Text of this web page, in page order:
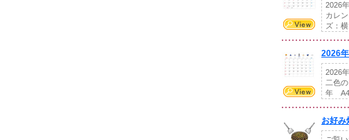
2026
カレ
ズ：
2026
2026
二色
年 A4
お好み